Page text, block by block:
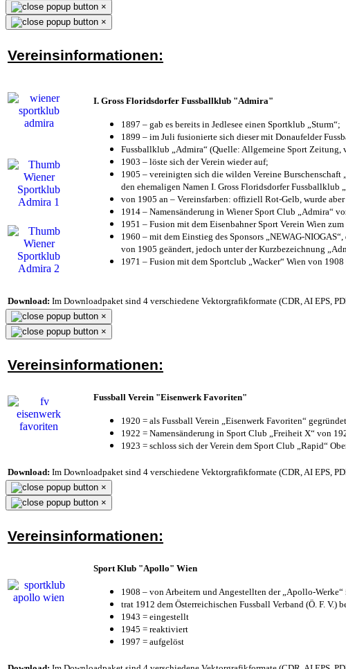
×
×
Vereinsinformationen:
I. Gross Floridsdorfer Fussballklub "Admira"
1897 – gab es bereits in Jedlesee einen Sportklub „Sturm“;
1899 – im Juli fusionierte sich dieser mit Donaufelder
Fussballklub „Admira“ (Quelle: Allgemeine Sport Zeitung,
1903 – löste sich der Verein wieder auf;
1905 – vereinigten sich die wilden Vereine
den ehemaligen Namen I. Gross Floridsdorfer Fussballklub
von 1905 an – Vereinsfarben: offiziell Rot-Gelb, wurde
1914 – Namensänderung in Wiener Sport Club „Admira“
1951 – Fusion mit dem Eisenbahner Sport Verein Wien
1960 – mit dem Einstieg des Sponsors „NEWAG-
von 1905 geändert, jedoch unter der Kurzbezeichnung
1971 – Fusion mit dem Sportclub „Wacker“ Wien von
Download: Im Downloadpaket sind 4 verschiedene Vektorgrafikformate (CDR, AI EPS,
×
×
Vereinsinformationen:
Fussball Verein "Eisenwerk Favoriten"
1920 = als Fussball Verein „Eisenwerk Favoriten“
1922 = Namensänderung in Sport Club „Freiheit X“ von
1923 = schloss sich der Verein dem Sport Club „Rapid“
Download: Im Downloadpaket sind 4 verschiedene Vektorgrafikformate (CDR, AI EPS,
×
×
Vereinsinformationen:
Sport Klub "Apollo" Wien
1908 – von Arbeitern und Angestellten der „Apollo-
trat 1912 dem Österreichischen Fussball Verband (Ö. F. V.)
1943 = eingestellt
1945 = reaktiviert
1997 = aufgelöst